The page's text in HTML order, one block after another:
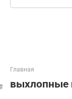
Главная
выхлопные